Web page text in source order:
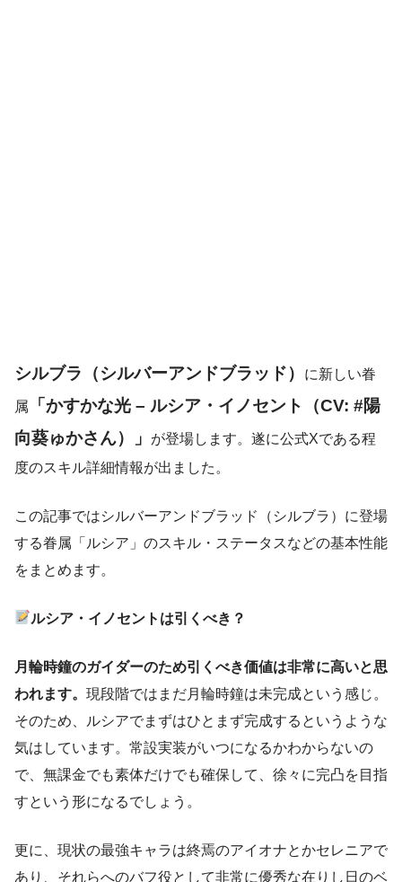
シルブラ（シルバーアンドブラッド） に新しい眷
属
「かすかな光 – ルシア・イノセント（CV: #陽
向葵ゅかさん）
」
が登場します。遂に公式Xである程
度のスキル詳細情報が出ました。
この記事ではシルバーアンドブラッド（シルブラ）に登場
する眷属「ルシア」のスキル・ステータスなどの基本性能
をまとめます。
ルシア・イノセントは引くべき？
月輪時鐘のガイダーのため引くべき価値は非常に高いと思
われます。 現段階ではまだ月輪時鐘は未完成という感じ。
そのため、ルシアでまずはひとまず完成するというような
気はしています。常設実装がいつになるかわからないの
で、無課金でも素体だけでも確保して、徐々に完凸を目指
すという形になるでしょう。
更に、現状の最強キャラは終焉のアイオナとかセレニアで
あり、それらへのバフ役として非常に優秀な在りし日のベ